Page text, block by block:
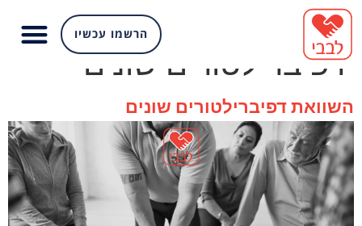
הרשמו עכשיו תגית:
השוואת
דפיברילטורים שונים
השוואת דפיברילטורים שונים